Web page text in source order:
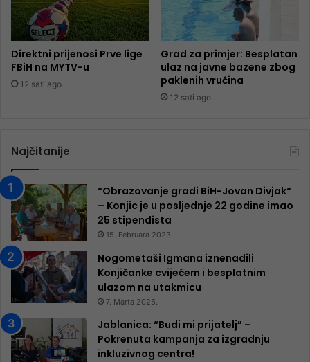
Direktni prijenosi Prve lige
FBiH na MYTV-u
12 sati ago
Grad za primjer: Besplatan
ulaz na javne bazene zbog
paklenih vrućina
12 sati ago
Najčitanije
“Obrazovanje gradi BiH-Jovan Divjak“
– Konjic je u posljednje 22 godine imao
25 ​​stipendista
15. Februara 2023.
Nogometaši Igmana iznenadili
Konjičanke cvijećem i besplatnim
ulazom na utakmicu
7. Marta 2025.
Jablanica: “Budi mi prijatelj” –
Pokrenuta kampanja za izgradnju
inkluzivnog centra!